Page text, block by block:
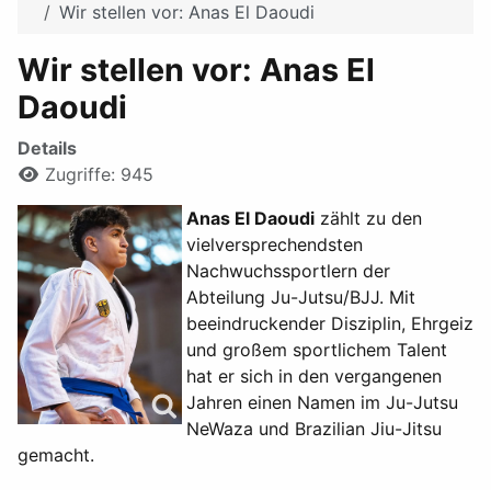
Wir stellen vor: Anas El Daoudi
Wir stellen vor: Anas El
Daoudi
Details
Zugriffe: 945
Anas El Daoudi zählt zu den
vielversprechendsten
Nachwuchssportlern der
Abteilung Ju-Jutsu/BJJ. Mit
beeindruckender Disziplin, Ehrgeiz
und großem sportlichem Talent
hat er sich in den vergangenen
Jahren einen Namen im Ju-Jutsu
NeWaza und Brazilian Jiu-Jitsu
gemacht.